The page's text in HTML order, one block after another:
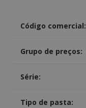
Código comercial:
Grupo de preços:
Série:
Tipo de pasta: